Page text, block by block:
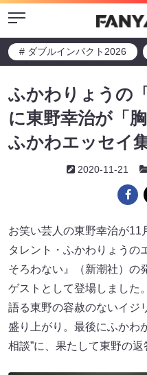
Menu
# ダブルインパクト2026
ふかわりょうの
に東野幸治が「
ふかわエッセイ
2020-11-21
お笑い芸人の東野幸治が11
タレント・ふかわりょうの
そろわない』（新潮社）の
ゲストとして登場しました
語る東野の容赦のないイジ
盛り上がり。最後にふかわ
相談”に、果たして東野の返